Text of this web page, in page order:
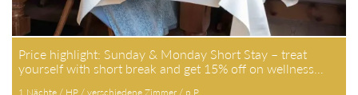
Price highlight: Sunday & Monday Short Stay – treat
yourself with short break and get 15% off on wellness…